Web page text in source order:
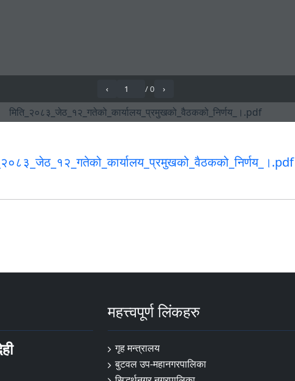
महत्त्वपूर्ण लिंकहरु
गृह मन्त्रालय
बुटवल उप-महानगरपालिका